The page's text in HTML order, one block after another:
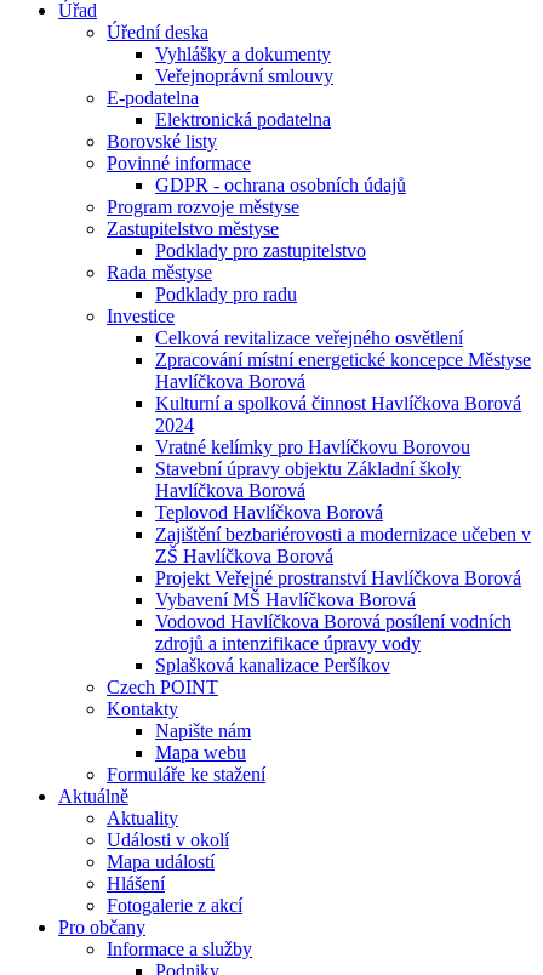
Úřad
Úřední deska
Vyhlášky a dokumenty
Veřejnoprávní smlouvy
E-podatelna
Elektronická podatelna
Borovské listy
Povinné informace
GDPR - ochrana osobních údajů
Program rozvoje městyse
Zastupitelstvo městyse
Podklady pro zastupitelstvo
Rada městyse
Podklady pro radu
Investice
Celková revitalizace veřejného osvětlení
Zpracování místní energetické koncepce Městyse
Havlíčkova Borová
Kulturní a spolková činnost Havlíčkova Borová
2024
Vratné kelímky pro Havlíčkovu Borovou
Stavební úpravy objektu Základní školy
Havlíčkova Borová
Teplovod Havlíčkova Borová
Zajištění bezbariérovosti a modernizace učeben v
ZŠ Havlíčkova Borová
Projekt Veřejné prostranství Havlíčkova Borová
Vybavení MŠ Havlíčkova Borová
Vodovod Havlíčkova Borová posílení vodních
zdrojů a intenzifikace úpravy vody
Splašková kanalizace Peršíkov
Czech POINT
Kontakty
Napište nám
Mapa webu
Formuláře ke stažení
Aktuálně
Aktuality
Události v okolí
Mapa událostí
Hlášení
Fotogalerie z akcí
Pro občany
Informace a služby
Podniky